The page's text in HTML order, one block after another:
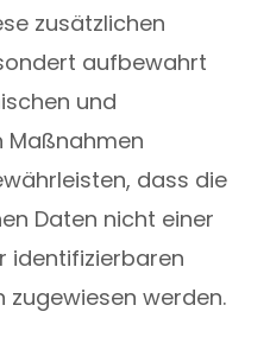
zusätzlichen
aufbewahrt
und
dass die
Daten nicht einer
identifizierbaren
zugewiesen werden.